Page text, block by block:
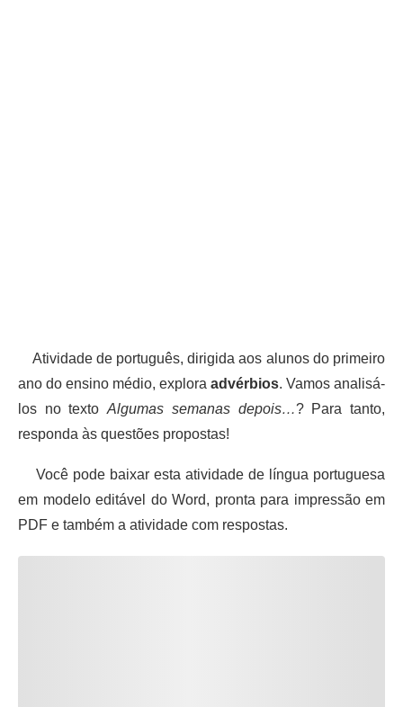
Atividade de português, dirigida aos alunos do primeiro
ano do ensino médio, explora advérbios. Vamos analisá-
los no textoAlgumas semanas depois…? Para tanto,
responda às questões propostas!
Você pode baixar esta atividade de língua portuguesa
em modelo editável do Word, pronta para impressão em
PDF e também a atividade com respostas.